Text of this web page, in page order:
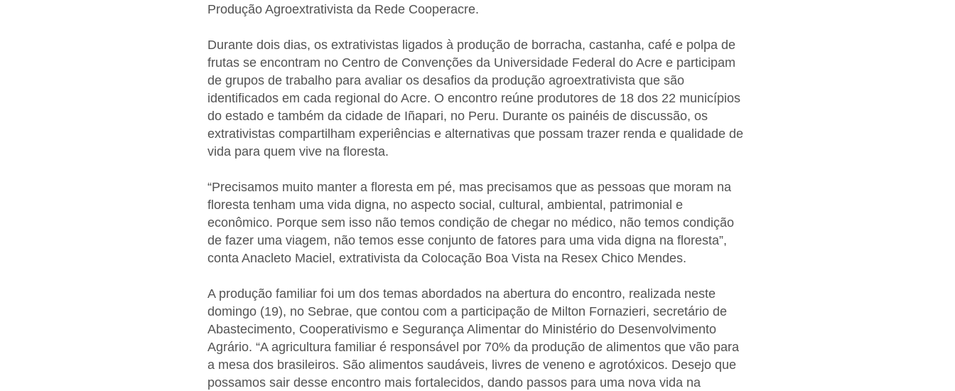
Produção Agroextrativista da Rede Cooperacre.
Durante dois dias, os extrativistas ligados à produção de borracha, castanha, café e polpa de
frutas se encontram no Centro de Convenções da Universidade Federal do Acre e participam
de grupos de trabalho para avaliar os desafios da produção agroextrativista que são
identificados em cada regional do Acre. O encontro reúne produtores de 18 dos 22 municípios
do estado e também da cidade de Iñapari, no Peru. Durante os painéis de discussão, os
extrativistas compartilham experiências e alternativas que possam trazer renda e qualidade de
vida para quem vive na floresta.
“Precisamos muito manter a floresta em pé, mas precisamos que as pessoas que moram na
floresta tenham uma vida digna, no aspecto social, cultural, ambiental, patrimonial e
econômico. Porque sem isso não temos condição de chegar no médico, não temos condição
de fazer uma viagem, não temos esse conjunto de fatores para uma vida digna na floresta”,
conta Anacleto Maciel, extrativista da Colocação Boa Vista na Resex Chico Mendes.
A produção familiar foi um dos temas abordados na abertura do encontro, realizada neste
domingo (19), no Sebrae, que contou com a participação de Milton Fornazieri, secretário de
Abastecimento, Cooperativismo e Segurança Alimentar do Ministério do Desenvolvimento
Agrário. “A agricultura familiar é responsável por 70% da produção de alimentos que vão para
a mesa dos brasileiros. São alimentos saudáveis, livres de veneno e agrotóxicos. Desejo que
possamos sair desse encontro mais fortalecidos, dando passos para uma nova vida na